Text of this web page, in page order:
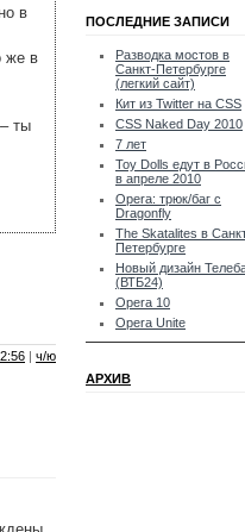
в
же в
ты
| ч/ю
ПОСЛЕДНИЕ ЗАПИСИ
Разводка мостов в
Санкт-Петербурге
(легкий сайт)
Кит из Twitter на CSS
CSS Naked Day 2010
7 лет
Toy Dolls едут в
в апреле 2010
Opera: трюк/баг с
Dragonfly
The Skatalites в
Петербурге
Новый дизайн
(ВТБ24)
Opera 10
Opera Unite
АРХИВ